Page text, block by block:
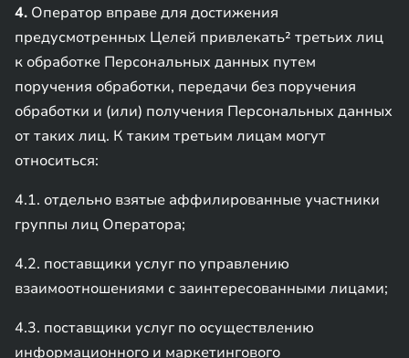
4. Оператор вправе для достижения
предусмотренных Целей привлекать² третьих лиц
к обработке Персональных данных путем
поручения обработки, передачи без поручения
обработки и (или) получения Персональных данных
от таких лиц. К таким третьим лицам могут
относиться:
4.1. отдельно взятые аффилированные участники
группы лиц Оператора;
4.2. поставщики услуг по управлению
взаимоотношениями с заинтересованными лицами;
4.3. поставщики услуг по осуществлению
информационного и маркетингового